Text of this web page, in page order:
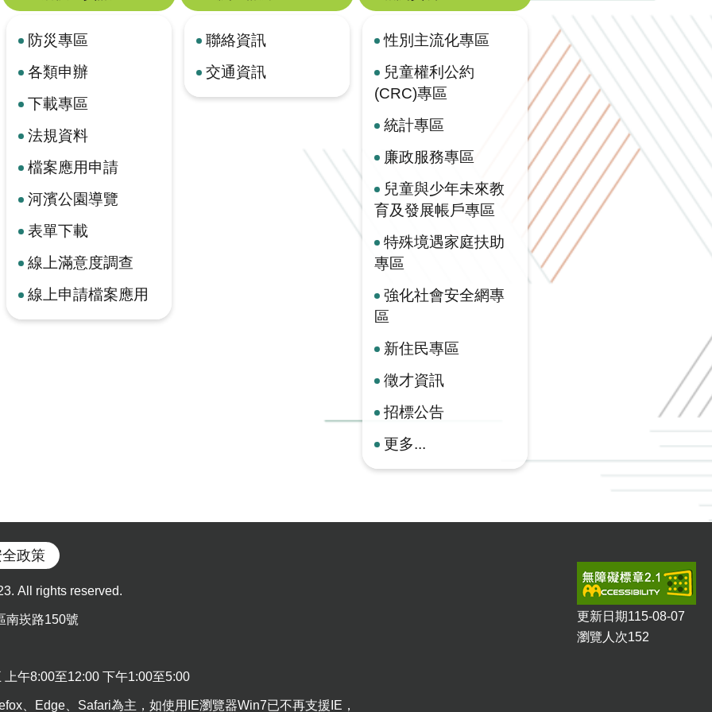
防災專區
各類申辦
下載專區
法規資料
檔案應用申請
河濱公園導覽
表單下載
線上滿意度調查
線上申請檔案應用
聯絡資訊
交通資訊
性別主流化專區
兒童權利公約
(CRC)專區
統計專區
廉政服務專區
兒童與少年未來教
育及發展帳戶專區
特殊境遇家庭扶助
專區
強化社會安全網專
區
新住民專區
徵才資訊
招標公告
更多...
政策
All rights reserved.
南崁路150號
午8:00至12:00 下午1:00至5:00
、Edge、Safari為主，如使用IE瀏覽器Win7已不再支援IE，
更新日期115-08-07
瀏覽人次152